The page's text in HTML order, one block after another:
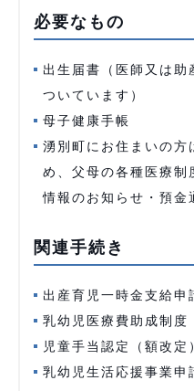
必要なもの
出生届書（医師又は
ついています）
母子健康手帳
湧別町にお住まいの方
め、父母の各種医療制
情報のお知らせ・預金
関連手続き
出産育児一時金支給申
乳幼児医療費助成制度
児童手当認定（額改定
乳幼児生活応援事業申